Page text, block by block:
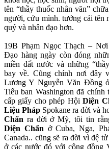
tên “thầy thuốc nhân văn”
người, cứu mình. tưởng cái tên
quý và nhân đạo hơn.
19B Phạm Ngọc Thạch –
Đạo hàng ngày còn đóng
miền đất nước và những
bay về. Cũng chính nơi đây
Lương Y Nguyễn Văn Đồng
Tiểu ban Washington đã chính
cấp giấy cho phép HộiDiện
Liệu Pháp Spokane ra đời và
Chẩn ra đời ở Mỹ, tôi tin
Diện Chẩn ở Cuba, Nga,
Canada.. cũng sẽ ra đời vì đệ
ở các nước đó với cộng đồng